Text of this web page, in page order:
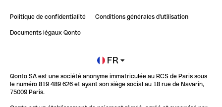
Impact de l'IA sur les carrières/productivité
Blog
Newsroom
Glossaire finance
Politique de confidentialité Conditions générales d'utilisation
Documents légaux Qonto
FR
Qonto SA est une société anonyme immatriculée au RCS de Paris sous
le numéro 819 489 626 et ayant son siège social au 18 rue de Navarin,
75009 Paris.